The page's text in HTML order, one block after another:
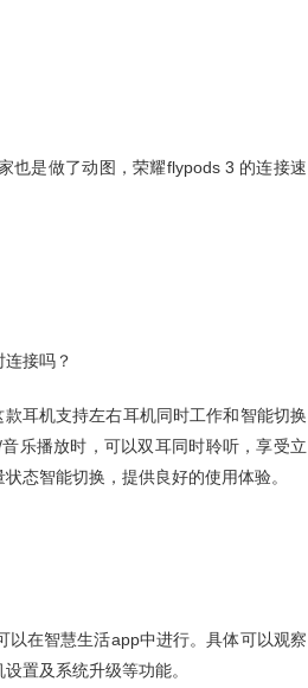
也是做了动图，荣耀flypods 3 的连接速
接吗？
耳机支持左右耳机同时工作和智能切换
乐播放时，可以双耳同时聆听，享受立
态智能切换，提供良好的使用体验。
在智慧生活app中进行。具体可以观察
置及系统升级等功能。